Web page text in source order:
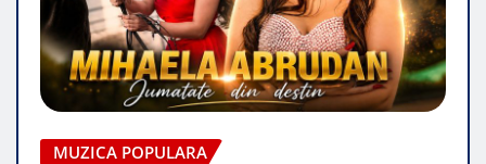
MUZICA POPULARA